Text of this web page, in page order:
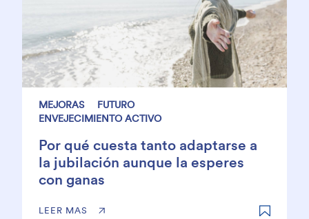
MEJORAS
FUTURO
ENVEJECIMIENTO ACTIVO
Por qué cuesta tanto adaptarse a
la jubilación aunque la esperes
con ganas
LEER MAS